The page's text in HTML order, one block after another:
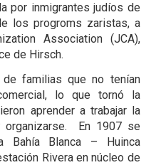
por inmigrantes judíos de
los progroms zaristas, a
Association (JCA),
de Hirsch.
familias que no tenían
lo que tornó la
aprender a trabajar la
organizarse. En 1907 se
Bahía Blanca – Huinca
Rivera en núcleo de